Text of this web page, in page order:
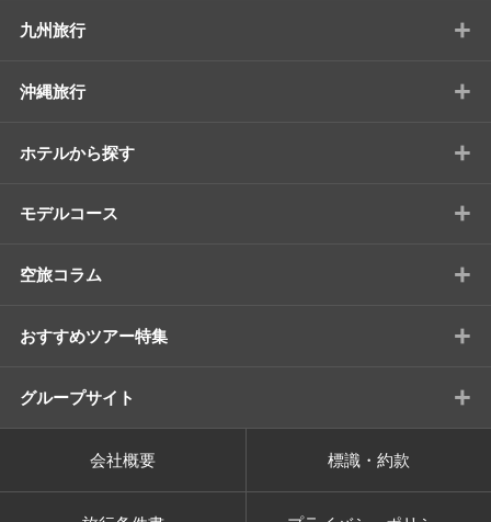
九州旅行 +
沖縄旅行 +
ホテルから探す +
モデルコース +
空旅コラム +
おすすめツアー特集 +
グループサイト +
会社概要 標識・約款